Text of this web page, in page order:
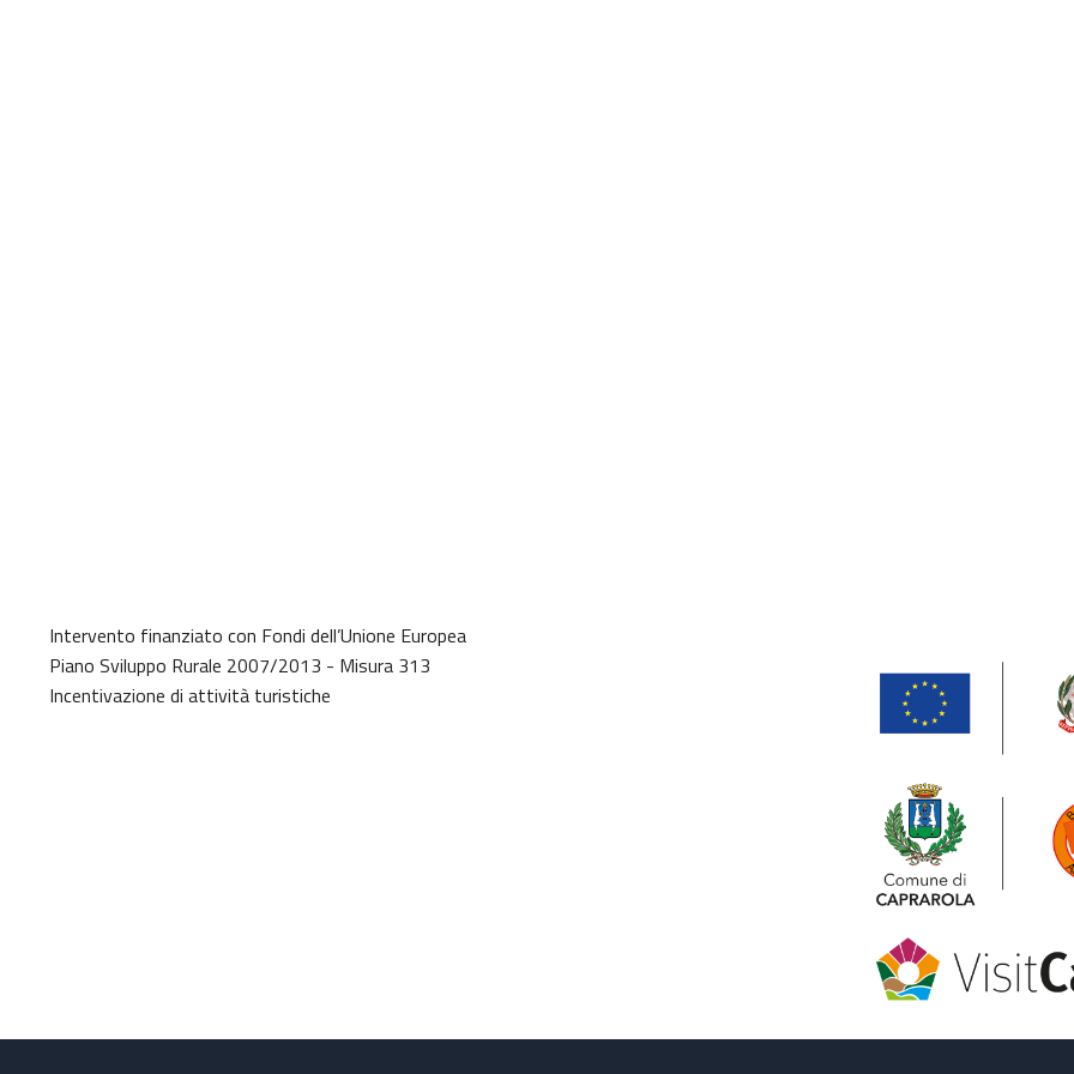
Intervento finanziato con Fondi dell’Unione Europea
Piano Sviluppo Rurale 2007/2013 - Misura 313
Incentivazione di attività turistiche